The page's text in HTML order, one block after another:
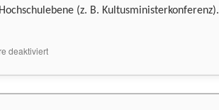
(z. B. Kultusministerkonferenz).
deaktiviertfür
Schon